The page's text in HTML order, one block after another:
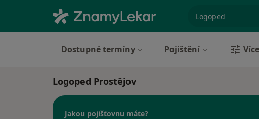
Dostupné termíny Pojištění
Logoped Prostějov
Jakou pojišťovnu máte?